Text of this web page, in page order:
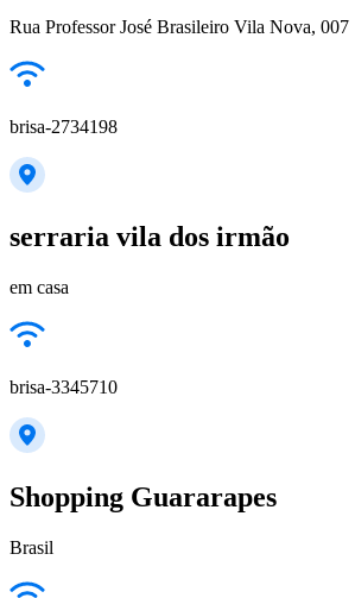
Rua Professor José Brasileiro Vila Nova, 007
brisa-2734198
serraria vila dos irmão
em casa
brisa-3345710
Shopping Guararapes
Brasil